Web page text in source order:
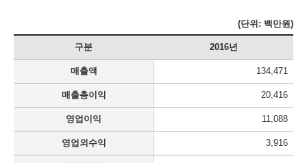
(단위: 백만원)
구분 2016년
매출액 134,471
매출총이익 20,416
영업이익 11,088
영업외수익 3,916